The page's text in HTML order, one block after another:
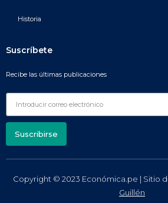
Historia
Suscríbete
Recibe las últimas publicaciones
Suscribirse
Copyright © 2023 Económica.pe | Sitio
Guillén